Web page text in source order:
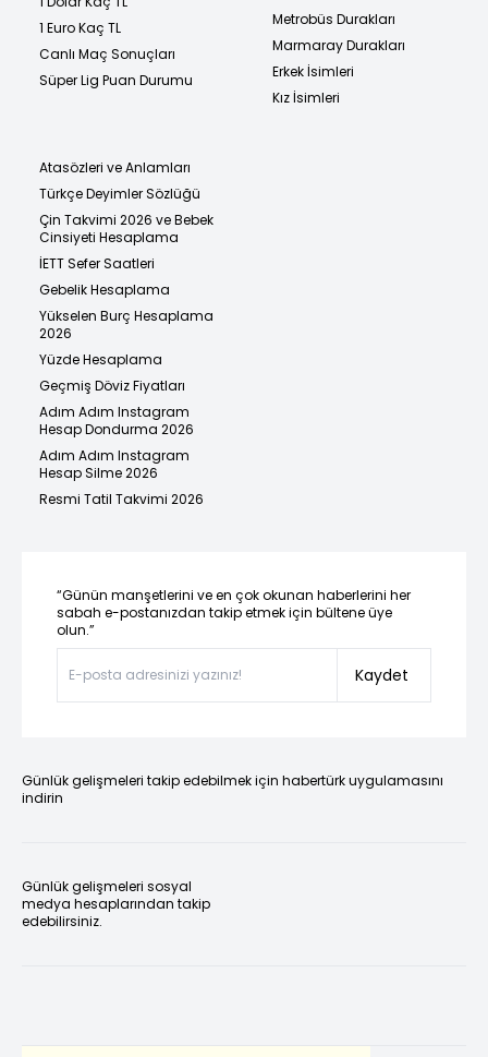
1 Euro Kaç TL
Canlı Maç Sonuçları
Süper Lig Puan Durumu
Metrobüs Durakları
Marmaray Durakları
Erkek İsimleri
Kız İsimleri
Atasözleri ve Anlamları
Türkçe Deyimler Sözlüğü
Çin Takvimi 2026 ve Bebek
Cinsiyeti Hesaplama
İETT Sefer Saatleri
Gebelik Hesaplama
Yükselen Burç Hesaplama
2026
Yüzde Hesaplama
Geçmiş Döviz Fiyatları
Adım Adım Instagram
Hesap Dondurma 2026
Adım Adım Instagram
Hesap Silme 2026
Resmi Tatil Takvimi 2026
“Günün manşetlerini ve en çok okunan haberlerini her
sabah e-postanızdan takip etmek için bültene üye
olun.”
Kaydet
Günlük gelişmeleri takip edebilmek için habertürk uygulamasını
indirin
Günlük gelişmeleri sosyal
medya hesaplarından takip
edebilirsiniz.